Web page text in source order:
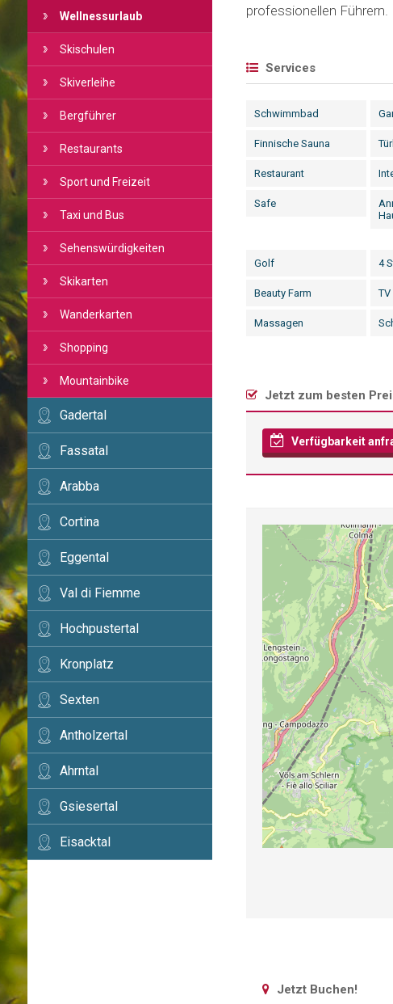
Wellnessurlaub
Skischulen
Skiverleihe
Bergführer
Restaurants
Sport und Freizeit
Taxi und Bus
Sehenswürdigkeiten
Skikarten
Wanderkarten
Shopping
Mountainbike
Gadertal
Fassatal
Arabba
Cortina
Eggental
Val di Fiemme
Hochpustertal
Kronplatz
Sexten
Antholzertal
Ahrntal
Gsiesertal
Eisacktal
professionellen Führern.
Services
Schwimmbad
Finnische Sauna
Restaurant
Safe
Golf 4
Beauty Farm
Massagen
Jetzt zum besten
Verfügbarkeit
Jetzt Buchen!